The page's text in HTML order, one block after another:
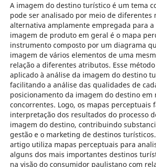
A imagem do destino turístico é um tema
pode ser analisado por meio de diferentes
alternativa amplamente empregada para a
imagem de produto em geral é o mapa
instrumento composto por um diagrama
imagem de vários elementos de uma
relação a diferentes atributos. Esse
aplicado à análise da imagem do destino
facilitando a análise das qualidades de
posicionamento da imagem do destino em
concorrentes. Logo, os mapas perceptuais
interpretação dos resultados do processo
imagem do destino, contribuindo
gestão e o marketing de destinos
artigo utiliza mapas perceptuais para
alguns dos mais importantes destinos
na visão do consumidor paulistano com